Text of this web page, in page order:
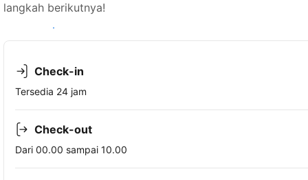
langkah berikutnya!
Lihat ketersediaan
Check-in
Tersedia 24 jam
Check-out
Dari 00.00 sampai 10.00